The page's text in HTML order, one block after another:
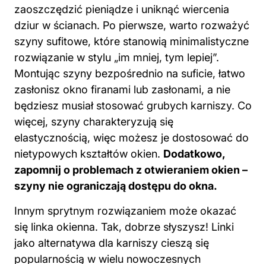
zaoszczędzić pieniądze i uniknąć wiercenia
dziur w ścianach. Po pierwsze, warto rozważyć
szyny sufitowe, które stanowią minimalistyczne
rozwiązanie w stylu „im mniej, tym lepiej”.
Montując szyny bezpośrednio na suficie, łatwo
zasłonisz okno firanami lub zasłonami, a nie
będziesz musiał stosować grubych karniszy. Co
więcej, szyny charakteryzują się
elastycznością, więc możesz je dostosować do
nietypowych kształtów okien. Dodatkowo,
zapomnij o problemach z otwieraniem okien –
szyny nie ograniczają dostępu do okna.
Innym sprytnym rozwiązaniem może okazać
się linka okienna. Tak, dobrze słyszysz! Linki
jako alternatywa dla karniszy cieszą się
popularnością w wielu nowoczesnych